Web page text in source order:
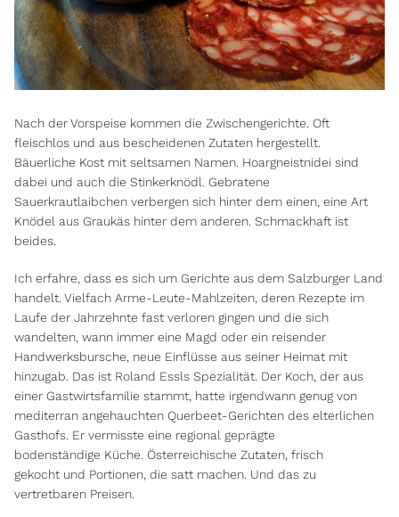
Nach der Vorspeise kommen die Zwischengerichte. Oft
fleischlos und aus bescheidenen Zutaten hergestellt.
Bäuerliche Kost mit seltsamen Namen. Hoargneistnidei sind
dabei und auch die Stinkerknödl. Gebratene
Sauerkrautlaibchen verbergen sich hinter dem einen, eine Art
Knödel aus Graukäs hinter dem anderen. Schmackhaft ist
beides.
Ich erfahre, dass es sich um Gerichte aus dem Salzburger Land
handelt. Vielfach Arme-Leute-Mahlzeiten, deren Rezepte im
Laufe der Jahrzehnte fast verloren gingen und die sich
wandelten, wann immer eine Magd oder ein reisender
Handwerksbursche, neue Einflüsse aus seiner Heimat mit
hinzugab. Das ist Roland Essls Spezialität. Der Koch, der aus
einer Gastwirtsfamilie stammt, hatte irgendwann genug von
mediterran angehauchten Querbeet-Gerichten des elterlichen
Gasthofs. Er vermisste eine regional geprägte
bodenständige Küche. Österreichische Zutaten, frisch
gekocht und Portionen, die satt machen. Und das zu
vertretbaren Preisen.